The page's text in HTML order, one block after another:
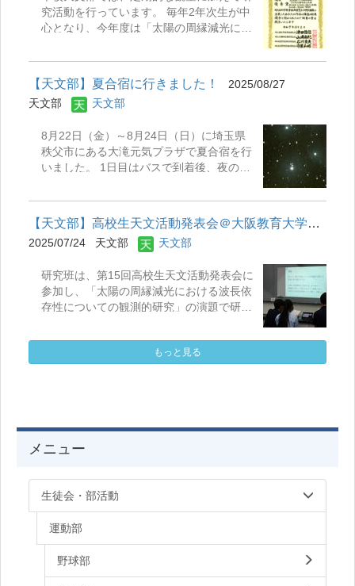
観測となりました。しかし、雲ひとつない
快晴の中、観測が難しい天体にもチャレン
んきプラザが掲げている「時を守り、場を
清め、礼をただす」ことを実践し、部員で
協力しながら2泊3日を過ごすことができま
した。 今回合宿にご協力してくださった埼
護者の皆様、誠にありがとうございまし
た。
究活動を行っています。 毎年2年次生が中
心となり、今年度は「太陽の周縁減光にお
行っています。 表題のように外部の発表
会・コンテストにも積極的に出展し受賞を
目指しています。 本年度は分野別審査で
「優秀賞」を受賞し、中央展(県大会)に進
には至りませんでしたが、2年連続の中央
展進出となり、新たな歴史の1ページを刻
むことができました。 出展した論文はこ
川口市立高校.pdf
【天文部】夏合宿に行きました！
2025/08/27
天文部
天文部
8月22日（金）～8月24日（日）に埼玉県
秩父市にある大滝元気プラザで夏合宿を行
いました。 1日目はバスで到着後、夜の天
星がきれいに見える夜空となり、天体望遠
鏡や双眼鏡などを使いながら天体を観測し
ました。また、天文台にある400㎜反射望
遠鏡では、夏の大三角形のアルタイルやベ
盒炊爨でカレー作りをしました。それぞれ
の班で協力しながら火加減に気を付けたり
野菜をていねいに切りました。とてもおい
の後、滝沢ダムに行き、勢いよく出るダム
の水に涼しさを感じました。2日目夜もき
しました。 今回、合宿の準備をしてくださ
た。
【天文部】高校生天文活動発表会＠大阪教育大学にオンラインで参...
2025/07/24 天文部 天文部
研究班は、第15回高校生天文活動発表会に
参加し、「太陽の周縁減光における波長依
存性についての観測的研究」の演題で研究
すがオンラインで参加しました。オンライ
ンにもかかわらず会場の他校の高校生から
ろです。この研究発表のため中間考査以
降、期末考査期間を除きほぼ毎日を準備に
を進め、次の研究発表につなげていきたい
と考えています。 研究の予稿は以下で見る
ことができます。 ↓↓↓↓↓↓ 天
文高校生_川口市立_太陽周縁減光予稿.pdf
発表に使用したスライドは以下になりま
す。 ↓↓↓↓↓↓ 天文高校生_川
口市立_太陽周縁減光スライド.pdf 発表中
もっと見る
メニュー
生徒会・部活動
運動部
野球部